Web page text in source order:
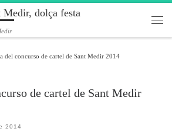
Medir, dolça festa
del concurso de cartel de Sant Medir 2014
de cartel de Sant Medir
2014